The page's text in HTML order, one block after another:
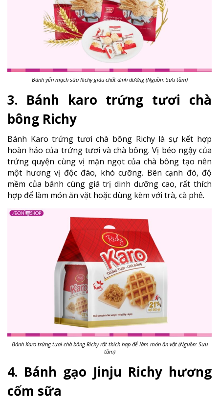
Bánh yến mạch sữa Richy giàu chất dinh dưỡng (Nguồn: Sưu tầm)
3. Bánh karo trứng tươi chà
bông Richy
Bánh Karo trứng tươi chà bông Richy là sự kết hợp
hoàn hảo của trứng tươi và chà bông. Vị béo ngậy của
trứng quyện cùng vị mặn ngọt của chà bông tạo nên
một hương vị độc đáo, khó cưỡng. Bên cạnh đó, độ
mềm của bánh cùng giá trị dinh dưỡng cao, rất thích
hợp để làm món ăn vặt hoặc dùng kèm với trà, cà phê.
Bánh Karo trứng tươi chà bông Richy rất thích hợp để làm món ăn vặt (Nguồn: Sưu
tầm)
4. Bánh gạo Jinju Richy hương
cốm sữa